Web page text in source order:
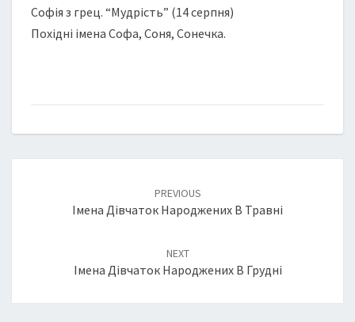
Софія з грец. “Мудрість” (14 серпня)
Похідні імена Софа, Соня, Сонечка.
navigation
PREVIOUS
Імена Дівчаток Народжених В Травні
NEXT
Імена Дівчаток Народжених В Грудні